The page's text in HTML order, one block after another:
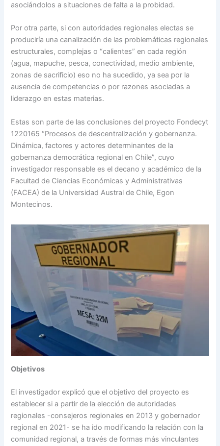
asociándolos a situaciones de falta a la probidad.
Por otra parte, si con autoridades regionales electas se
produciría una canalización de las problemáticas regionales
estructurales, complejas o “calientes” en cada región
(agua, mapuche, pesca, conectividad, medio ambiente,
zonas de sacrificio) eso no ha sucedido, ya sea por la
ausencia de competencias o por razones asociadas a
liderazgo en estas materias.
Estas son parte de las conclusiones del proyecto Fondecyt
1220165 “Procesos de descentralización y gobernanza.
Dinámica, factores y actores determinantes de la
gobernanza democrática regional en Chile”, cuyo
investigador responsable es el decano y académico de la
Facultad de Ciencias Económicas y Administrativas
(FACEA) de la Universidad Austral de Chile, Egon
Montecinos.
Objetivos
El investigador explicó que el objetivo del proyecto es
establecer si a partir de la elección de autoridades
regionales -consejeros regionales en 2013 y gobernador
regional en 2021- se ha ido modificando la relación con la
comunidad regional, a través de formas más vinculantes